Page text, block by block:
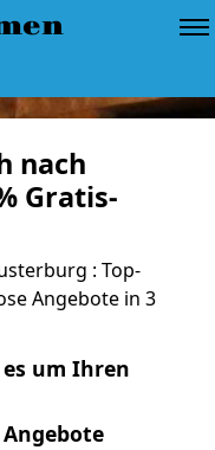
nach
Gratis-
: Top-
Angebote in 3
um Ihren